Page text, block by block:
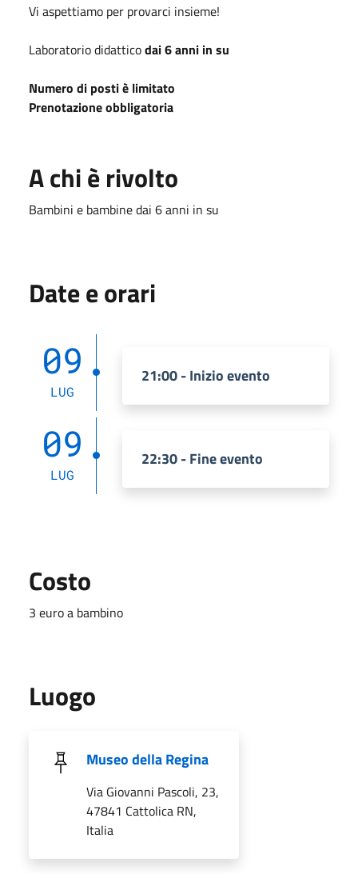
Vi aspettiamo per provarci insieme!
Laboratorio didatticodai 6 anni in su
Numero di posti è limitato
Prenotazione obbligatoria
A chi è rivolto
Bambini e bambine dai 6 anni in su
Date e orari
09
LUG
21:00 - Inizio evento
09
LUG
22:30 - Fine evento
Costo
3 euro a bambino
Luogo
Museo della Regina
Via Giovanni Pascoli, 23,
47841 Cattolica RN,
Italia